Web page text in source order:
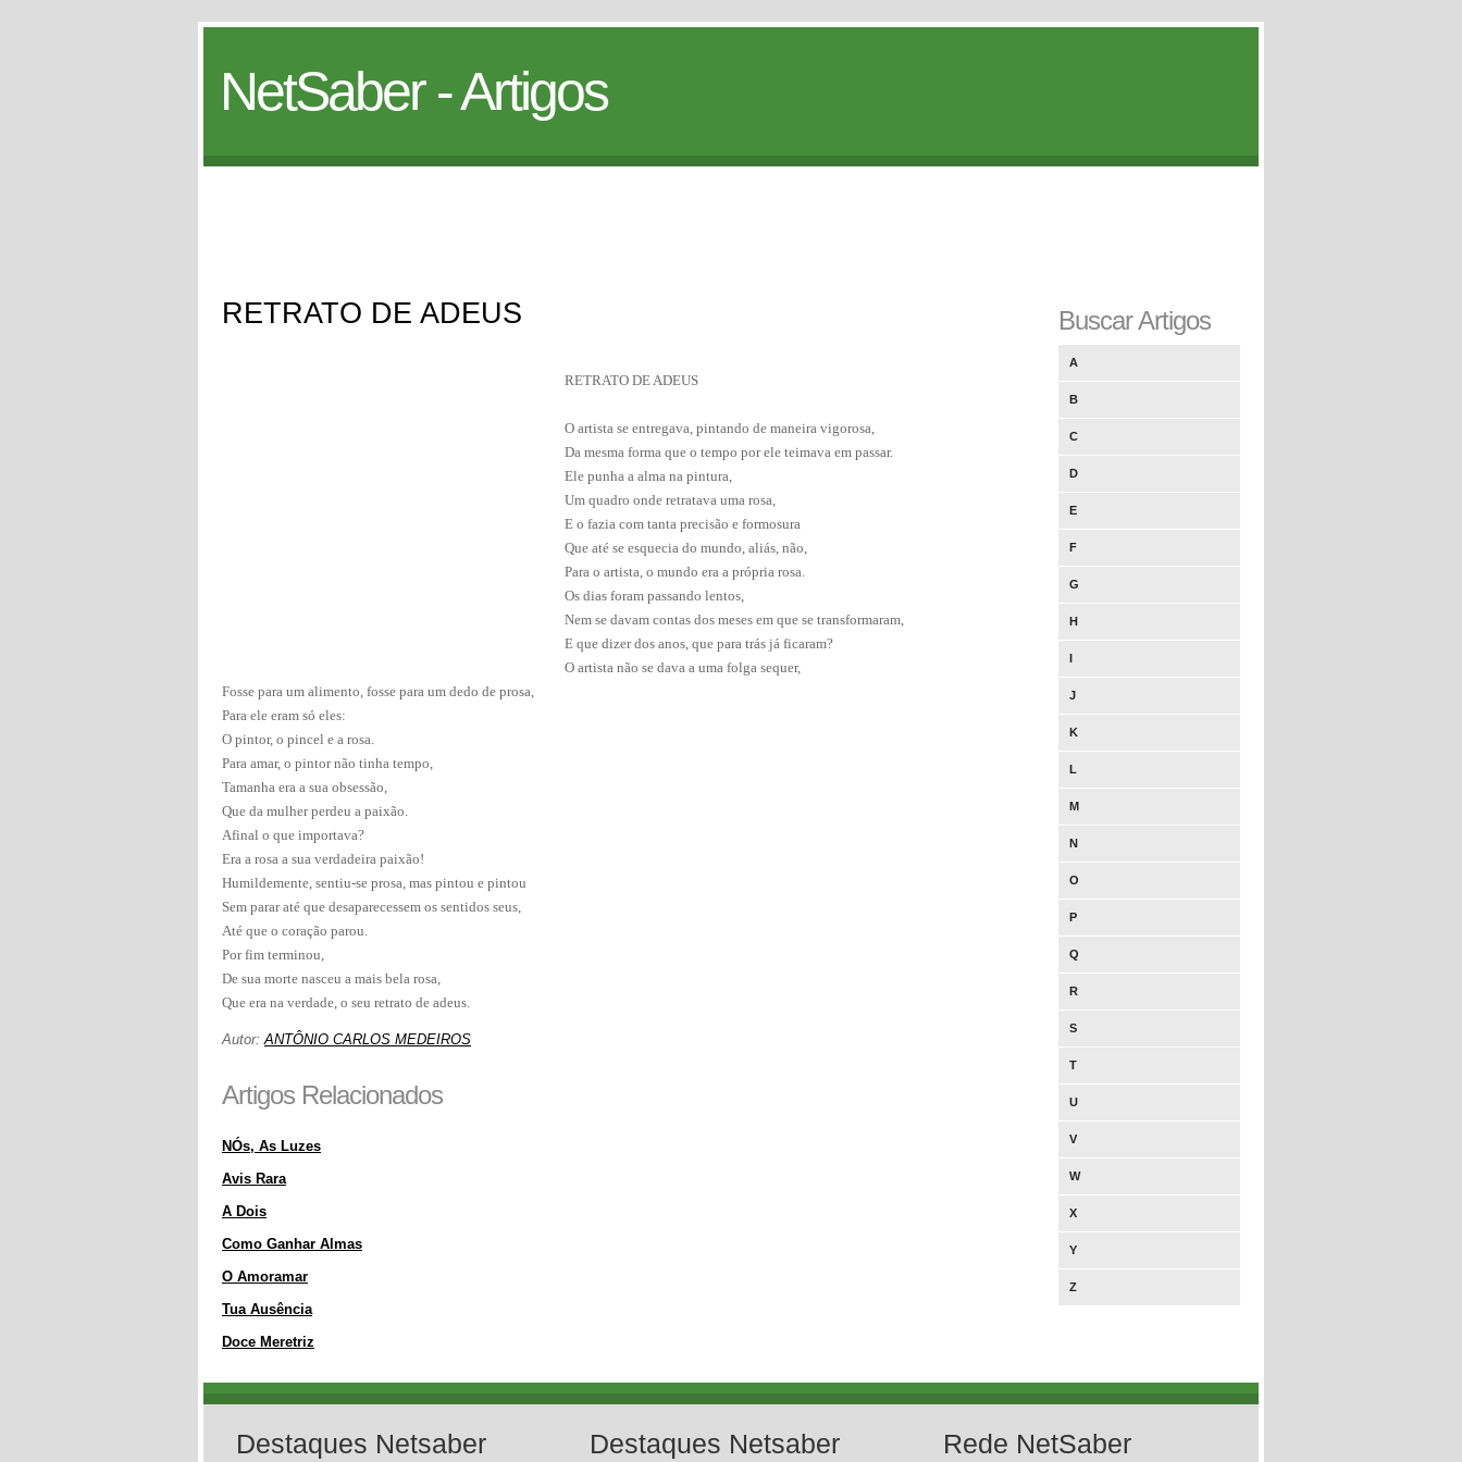
NetSaber - Artigos
RETRATO DE ADEUS
RETRATO DE ADEUS
O artista se entregava, pintando de maneira vigorosa,
Da mesma forma que o tempo por ele teimava em passar.
Ele punha a alma na pintura,
Um quadro onde retratava uma rosa,
E o fazia com tanta precisão e formosura
Que até se esquecia do mundo, aliás, não,
Para o artista, o mundo era a própria rosa.
Os dias foram passando lentos,
Nem se davam contas dos meses em que se transformaram,
E que dizer dos anos, que para trás já ficaram?
O artista não se dava a uma folga sequer,
Fosse para um alimento, fosse para um dedo de prosa,
Para ele eram só eles:
O pintor, o pincel e a rosa.
Para amar, o pintor não tinha tempo,
Tamanha era a sua obsessão,
Que da mulher perdeu a paixão.
Afinal o que importava?
Era a rosa a sua verdadeira paixão!
Humildemente, sentiu-se prosa, mas pintou e pintou
Sem parar até que desaparecessem os sentidos seus,
Até que o coração parou.
Por fim terminou,
De sua morte nasceu a mais bela rosa,
Que era na verdade, o seu retrato de adeus.
Autor:ANTÔNIO CARLOS MEDEIROS
Artigos Relacionados
NÓs, As Luzes
Avis Rara
A Dois
Como Ganhar Almas
O Amoramar
Tua Ausência
Doce Meretriz
Buscar Artigos
A
B
C
D
E
F
G
H
I
J
K
L
M
N
O
P
Q
R
S
T
U
V
W
X
Y
Z
Destaques Netsaber Destaques Netsaber Rede NetSaber